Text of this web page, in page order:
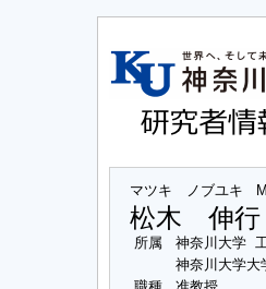
マツキ ノブユキ
松木 伸行
所属
神奈川大学
神奈川大学大